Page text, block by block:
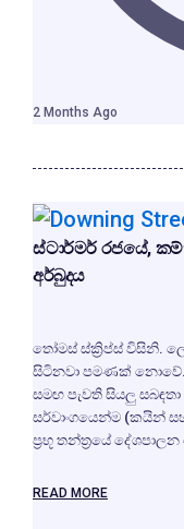
2 Months Ago
ස්ටාර්මර් රජයේ,
අර්බුදය
තෝමස් ස්ක්‍රිප්ස් විසිනි.
සිටිනවා පමණක්
සමඟ පැවති සියලු
සර්වාංගයෙන්ම (කයින්
ප්‍රභූ තන්ත්‍රයේ
READ MORE